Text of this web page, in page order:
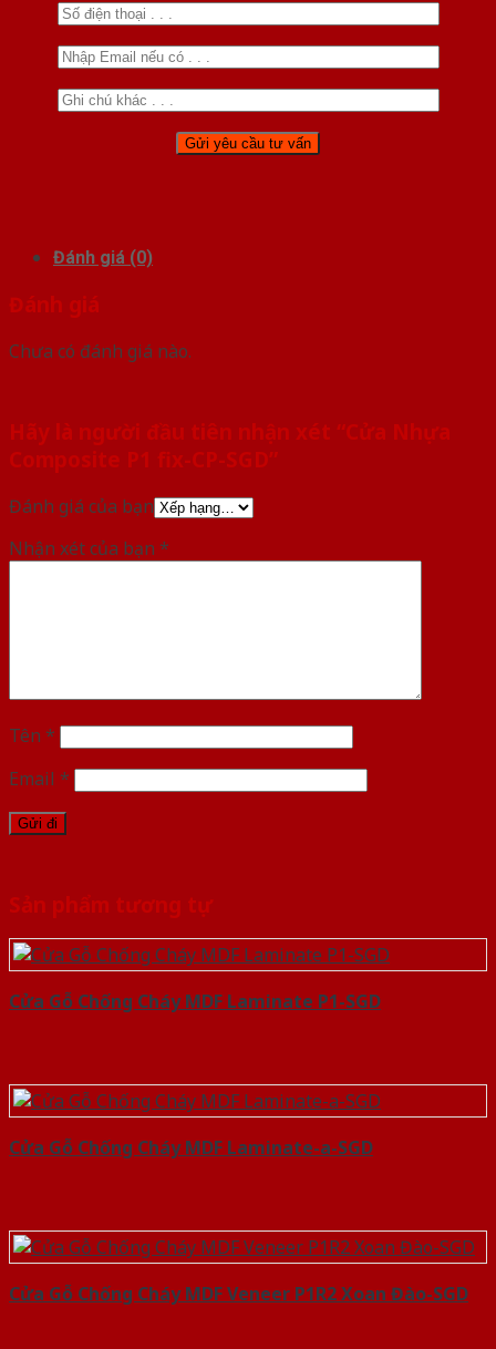
Đánh giá (0)
Đánh giá
Chưa có đánh giá nào.
Hãy là người đầu tiên nhận xét “Cửa Nhựa
Composite P1 fix-CP-SGD”
Đánh giá của bạn
Nhận xét của bạn *
Tên *
Email *
Sản phẩm tương tự
Cửa Gỗ Chống Cháy MDF Laminate P1-SGD
Cửa Gỗ Chống Cháy MDF Laminate-a-SGD
Cửa Gỗ Chống Cháy MDF Veneer P1R2 Xoan Đào-SGD